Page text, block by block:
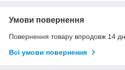
Умови повернення
Повернення товару впродовж 14
Всі умови повернення